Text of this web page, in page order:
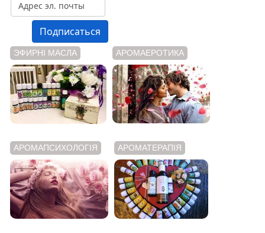
ЭФИРНІ МАСЛА АРОМАЕРОТИКА
АРОМАПСИХОЛОГІЯ АРОМАТЕРАПІЯ